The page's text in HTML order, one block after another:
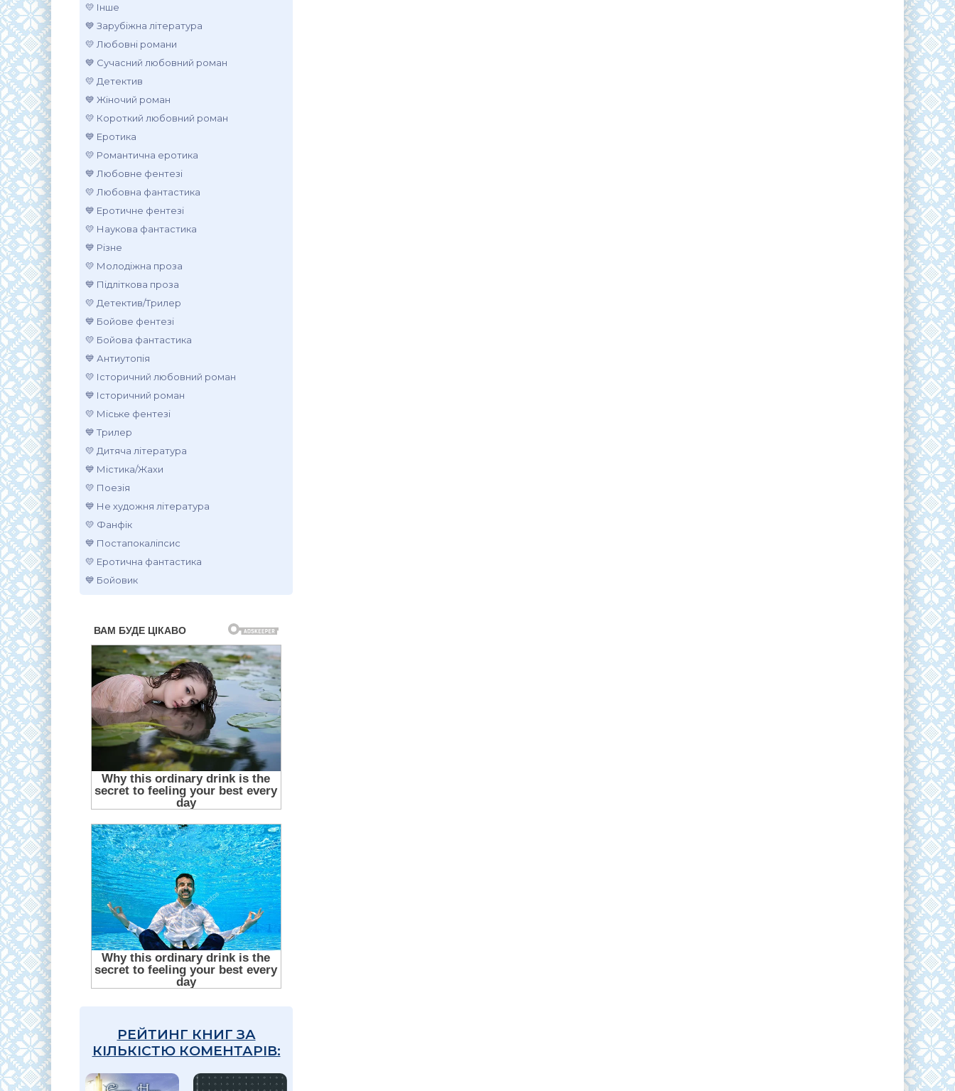
💛 Інше
💙 Зарубіжна література
💛 Любовні романи
💙 Сучасний любовний роман
💛 Детектив
💙 Жіночий роман
💛 Короткий любовний роман
💙 Еротика
💛 Романтична еротика
💙 Любовне фентезі
💛 Любовна фантастика
💙 Еротичне фентезі
💛 Наукова фантастика
💙 Різне
💛 Молодіжна проза
💙 Підліткова проза
💛 Детектив/Трилер
💙 Бойове фентезі
💛 Бойова фантастика
💙 Антиутопія
💛 Історичний любовний роман
💙 Історичний роман
💛 Міське фентезі
💙 Трилер
💛 Дитяча література
💙 Містика/Жахи
💛 Поезія
💙 Не художня література
💛 Фанфік
💙 Постапокаліпсис
💛 Еротична фантастика
💙 Бойовик
РЕЙТИНГ КНИГ ЗА
КІЛЬКІСТЮ КОМЕНТАРІВ: